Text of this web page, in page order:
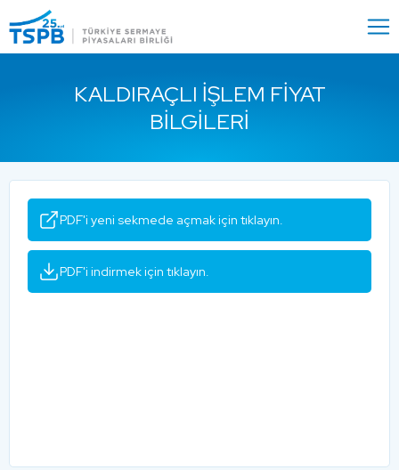
Close
KALDIRAÇLI İŞLEM FIYAT
BILGILERI
PDF'i yeni sekmede açmak için tıklayın.
PDF'i indirmek için tıklayın.